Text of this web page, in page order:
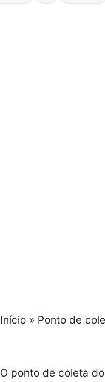
Início » Ponto de
O ponto de coleta